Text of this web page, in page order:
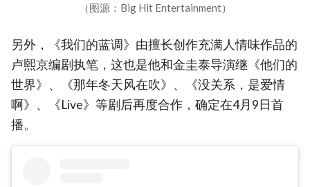
（图源：Big Hit Entertainment）
另外，《我们的蓝调》由擅长创作充满人情味作品的
卢熙京编剧执笔，这也是他和金圭泰导演继《他们的
世界》、《那年冬天风在吹》、《没关系，是爱情
啊》、《Live》等剧后再度合作，确定在4月9日首
播。